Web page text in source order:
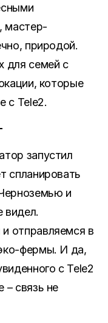
мастер-
природой.
для семей с
которые
с Tele2.
запустил
спланировать
и
видел.
отправляемся в
фермы. И да,
с Tele2
связь не